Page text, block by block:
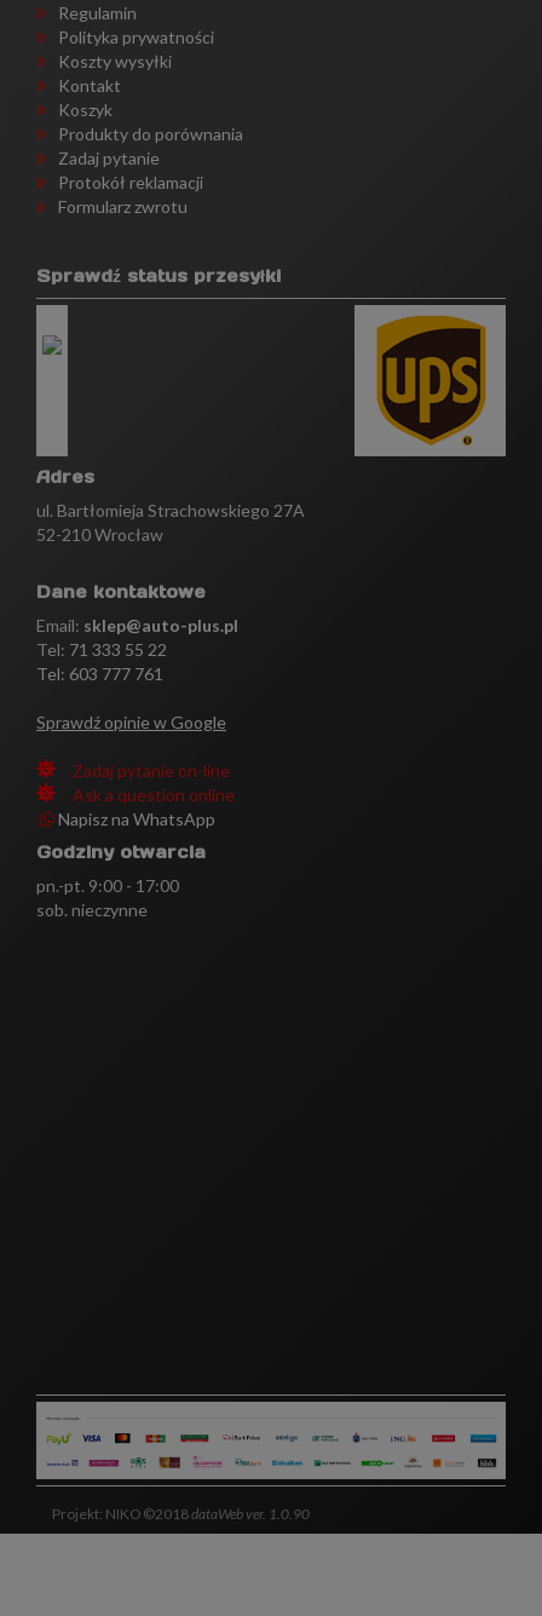
Regulamin
Polityka prywatności
Koszty wysyłki
Kontakt
Koszyk
Produkty do porównania
Zadaj pytanie
Protokół reklamacji
Formularz zwrotu
Sprawdź status przesyłki
Adres
ul. Bartłomieja Strachowskiego 27A
52-210 Wrocław
Dane kontaktowe
Email: sklep@auto-plus.pl
Tel: 71 333 55 22
Tel: 603 777 761
Sprawdź opinie w Google
Zadaj pytanie on-line
Ask a question online
Napisz na WhatsApp
Godziny otwarcia
pn.-pt. 9:00 - 17:00
sob. nieczynne
Projekt: NIKO ©2018dataWeb ver. 1.0.90